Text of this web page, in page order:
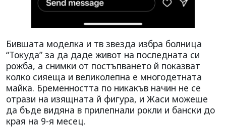
Бившата моделка и тв звезда избра болница
“Токуда” за да даде живот на последната си
рожба, а снимки от постъпването й показват
колко сияеща и великолепна е многодетната
майка. Бременността по никакъв начин не се
отрази на изящната й фигура, и Жаси можеше
да бъде видяна в прилепнали рокли и бански до
края на 9-я месец.